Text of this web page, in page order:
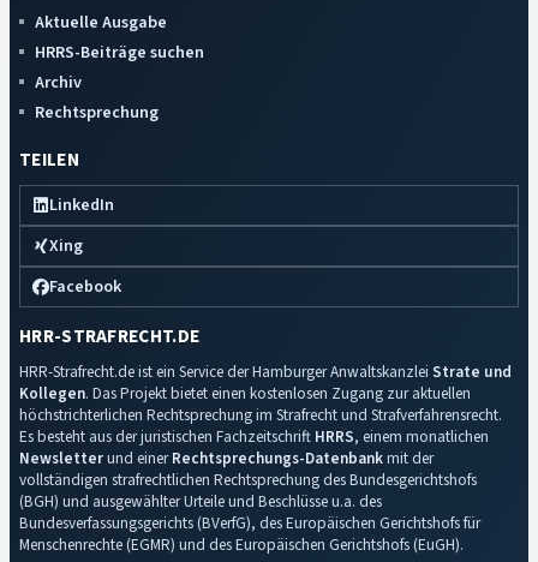
Aktuelle Ausgabe
HRRS-Beiträge suchen
Archiv
Rechtsprechung
TEILEN
LinkedIn
Xing
Facebook
HRR-STRAFRECHT.DE
HRR-Strafrecht.de ist ein Service der Hamburger Anwaltskanzlei Strate und
Kollegen. Das Projekt bietet einen kostenlosen Zugang zur aktuellen
höchstrichterlichen Rechtsprechung im Strafrecht und Strafverfahrensrecht.
Es besteht aus der juristischen Fachzeitschrift HRRS, einem monatlichen
Newsletterund einerRechtsprechungs-Datenbankmit der
vollständigen strafrechtlichen Rechtsprechung des Bundesgerichtshofs
(BGH) und ausgewählter Urteile und Beschlüsse u.a. des
Bundesverfassungsgerichts (BVerfG), des Europäischen Gerichtshofs für
Menschenrechte (EGMR) und des Europäischen Gerichtshofs (EuGH).